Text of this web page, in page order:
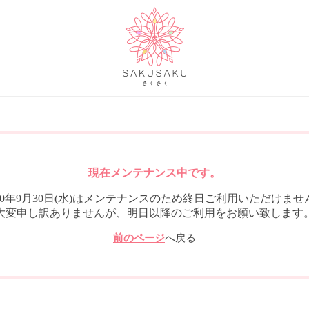
現在メンテナンス中です。
年9月30日(水)はメンテナンスのため終日ご利用いただけませ
変申し訳ありませんが、明日以降のご利用をお願い致します
前のページへ戻る